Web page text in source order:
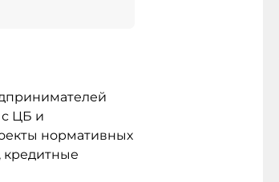
ЦБ и
нормативных
кредитные